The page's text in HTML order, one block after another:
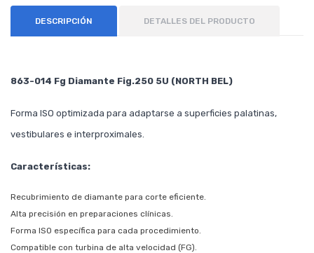
DESCRIPCIÓN DETALLES DEL PRODUCTO
863-014 Fg Diamante Fig.250 5U (NORTH BEL)
Forma ISO optimizada para adaptarse a superficies palatinas,
vestibulares e interproximales.
Características:
Recubrimiento de diamante para corte eficiente.
Alta precisión en preparaciones clínicas.
Forma ISO específica para cada procedimiento.
Compatible con turbina de alta velocidad (FG).